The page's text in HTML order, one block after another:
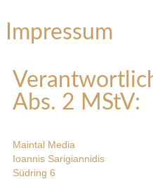
Impressum
Abs. 2 MStV:
Maintal Media
Ioannis Sarigiannidis
Südring 6